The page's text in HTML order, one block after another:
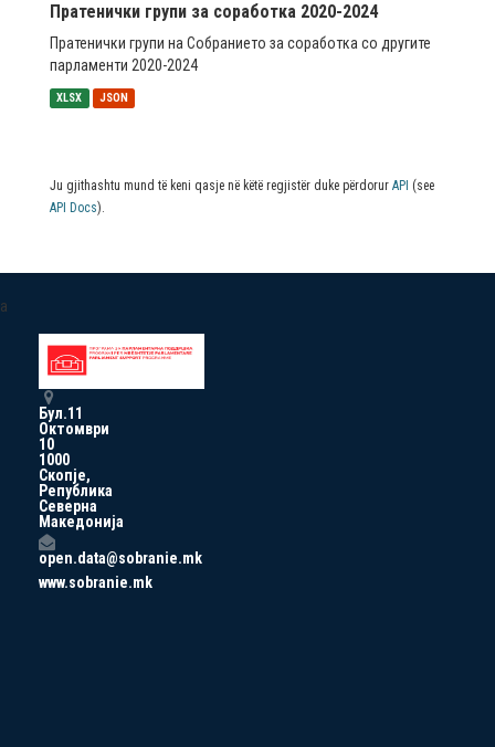
Пратенички групи за соработка 2020-2024
Пратенички групи на Собранието за соработка со другите
парламенти 2020-2024
XLSX JSON
Ju gjithashtu mund të keni qasje në këtë regjistër duke përdorur API (see
API Docs).
a
Бул.11
Октомври
10
1000
Скопје,
Република
Северна
Македонија
open.data@sobranie.mk
www.sobranie.mk